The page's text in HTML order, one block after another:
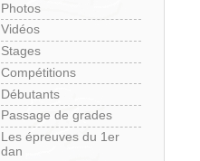
Photos
Vidéos
Stages
Compétitions
Débutants
Passage de grades
Les épreuves du 1er
dan